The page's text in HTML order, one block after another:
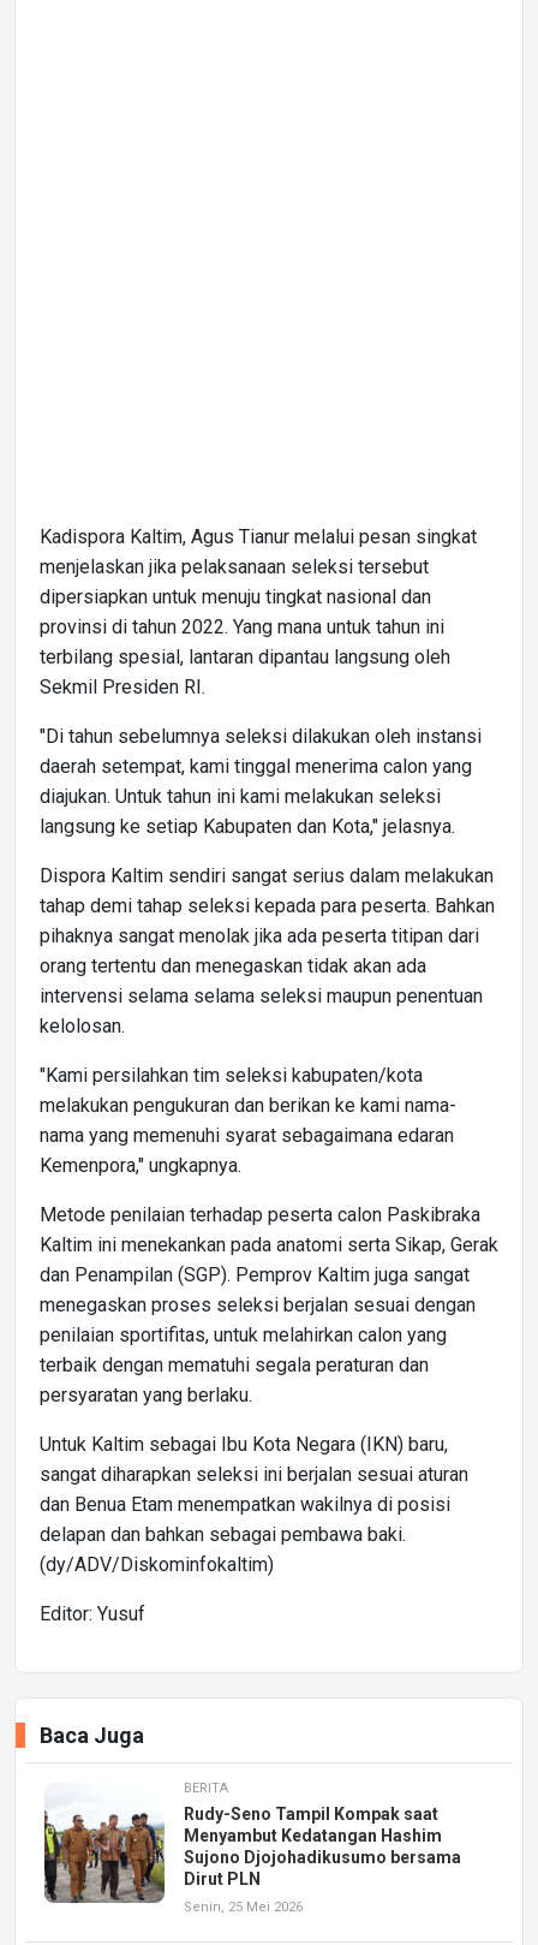
Kadispora Kaltim, Agus Tianur melalui pesan singkat
menjelaskan jika pelaksanaan seleksi tersebut
dipersiapkan untuk menuju tingkat nasional dan
provinsi di tahun 2022. Yang mana untuk tahun ini
terbilang spesial, lantaran dipantau langsung oleh
Sekmil Presiden RI.
"Di tahun sebelumnya seleksi dilakukan oleh instansi
daerah setempat, kami tinggal menerima calon yang
diajukan. Untuk tahun ini kami melakukan seleksi
langsung ke setiap Kabupaten dan Kota," jelasnya.
Dispora Kaltim sendiri sangat serius dalam melakukan
tahap demi tahap seleksi kepada para peserta. Bahkan
pihaknya sangat menolak jika ada peserta titipan dari
orang tertentu dan menegaskan tidak akan ada
intervensi selama selama seleksi maupun penentuan
kelolosan.
"Kami persilahkan tim seleksi kabupaten/kota
melakukan pengukuran dan berikan ke kami nama-
nama yang memenuhi syarat sebagaimana edaran
Kemenpora," ungkapnya.
Metode penilaian terhadap peserta calon Paskibraka
Kaltim ini menekankan pada anatomi serta Sikap, Gerak
dan Penampilan (SGP). Pemprov Kaltim juga sangat
menegaskan proses seleksi berjalan sesuai dengan
penilaian sportifitas, untuk melahirkan calon yang
terbaik dengan mematuhi segala peraturan dan
persyaratan yang berlaku.
Untuk Kaltim sebagai Ibu Kota Negara (IKN) baru,
sangat diharapkan seleksi ini berjalan sesuai aturan
dan Benua Etam menempatkan wakilnya di posisi
delapan dan bahkan sebagai pembawa baki.
(dy/ADV/Diskominfokaltim)
Editor: Yusuf
Baca Juga
BERITA
Rudy-Seno Tampil Kompak saat
Menyambut Kedatangan Hashim
Sujono Djojohadikusumo bersama
Dirut PLN
Senin, 25 Mei 2026